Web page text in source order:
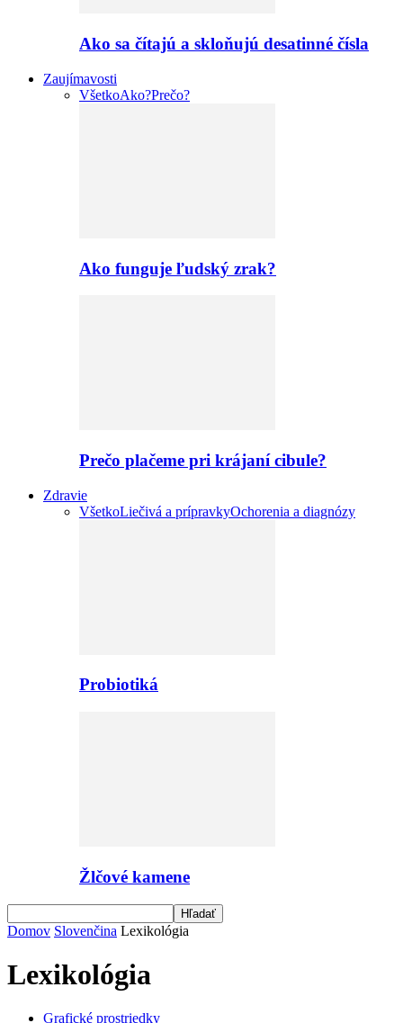
Ako sa čítajú a skloňujú desatinné čísla
Zaujímavosti
VšetkoAko?Prečo?
Ako funguje ľudský zrak?
Prečo plačeme pri krájaní cibule?
Zdravie
VšetkoLiečivá a prípravkyOchorenia a diagnózy
Probiotiká
Žlčové kamene
Domov Slovenčina Lexikológia
Lexikológia
Grafické prostriedky